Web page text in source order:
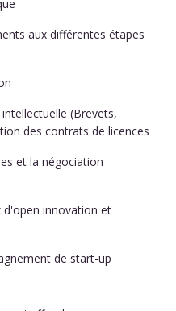
aux différentes étapes
(Brevets,
des contrats de licences
et la négociation
d'open innovation et
de start-up